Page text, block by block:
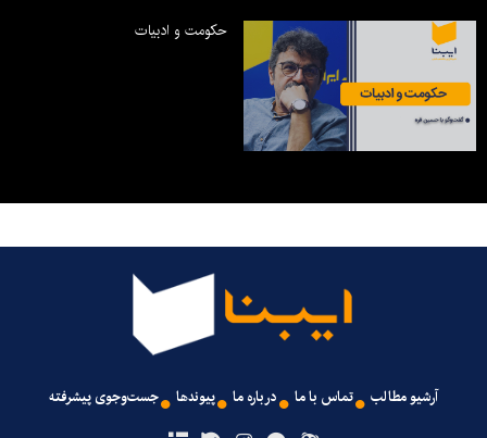
حکومت و ادبیات
آرشیو مطالب تماس با ما درباره ما پیوندها جست‌وجوی پیشرفته